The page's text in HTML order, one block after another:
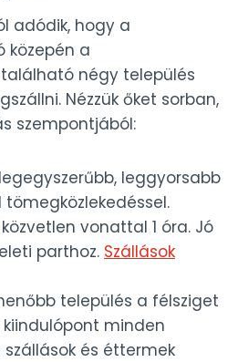
adódik, hogy a
közepén a
található négy település
Nézzük őket sorban,
szempontjából:
leggyorsabb
vonattal 1 óra. Jó
parthoz. Szállások
település a félsziget
minden
és éttermek